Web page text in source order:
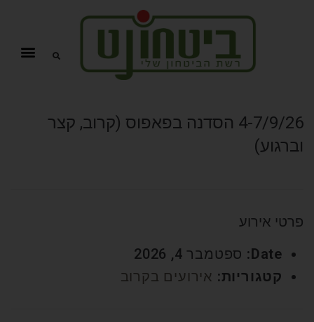
4-7/9/26 הסדנה בפאפוס (קרוב, קצר
וברגוע)
פרטי אירוע
Date:
ספטמבר 4, 2026
קטגוריות: אירועים בקרוב